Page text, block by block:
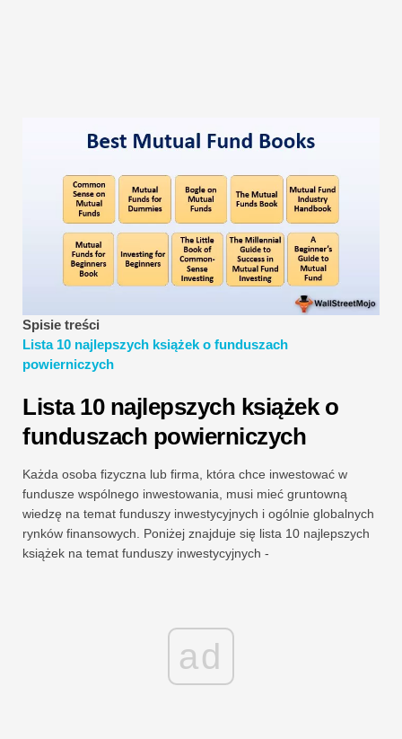
Spisie treści
Lista 10 najlepszych książek o funduszach
powierniczych
Lista 10 najlepszych książek o
funduszach powierniczych
Każda osoba fizyczna lub firma, która chce inwestować w
fundusze wspólnego inwestowania, musi mieć gruntowną
wiedzę na temat funduszy inwestycyjnych i ogólnie globalnych
rynków finansowych. Poniżej znajduje się lista 10 najlepszych
książek na temat funduszy inwestycyjnych -
ad